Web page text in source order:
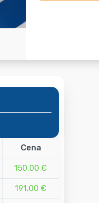
Cena
150.00 €
191.00 €